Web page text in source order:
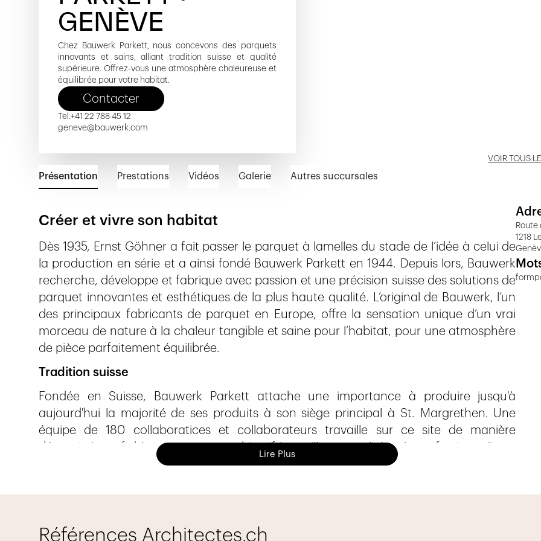
GENÈVE
Chez Bauwerk Parkett, nous concevons des parquets
innovants et sains, alliant tradition suisse et qualité
supérieure. Offrez-vous une atmosphère chaleureuse et
équilibrée pour votre habitat.
Contacter
Tel.+41 22 788 45 12
geneve@bauwerk.com
VOIR TOUS
Présentation Prestations Vidéos Galerie Autres succursales
Créer et vivre son habitat
Dès 1935, Ernst Göhner a fait passer le parquet à lamelles du stade de l’idée à celui de
la production en série et a ainsi fondé Bauwerk Parkett en 1944. Depuis lors, Bauwerk
recherche, développe et fabrique avec passion et une précision suisse des solutions de
parquet innovantes et esthétiques de la plus haute qualité. L’original de Bauwerk, l’un
des principaux fabricants de parquet en Europe, offre la sensation unique d’un vrai
morceau de nature à la chaleur tangible et saine pour l’habitat, pour une atmosphère
de pièce parfaitement équilibrée.
Tradition suisse
Fondée en Suisse, Bauwerk Parkett attache une importance à produire jusqu'à
aujourd'hui la majorité de ses produits à son siège principal à St. Margrethen. Une
équipe de 180 collaboratices et collaborateurs travaille sur ce site de manière
déterminée et fiable, avec comme objectif la meilleure qualité et le professionnalisme
son label «habitat sain» c’est précisément ce que Bauwerk Parkett en tant que premier
Lire Plus
Route
1218
Références Architectes.ch